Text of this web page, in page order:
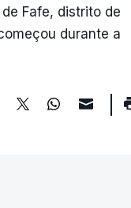
Fafe, distrito de
durante a